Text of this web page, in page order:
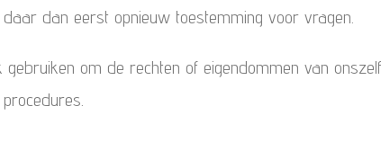
dan eerst opnieuw toestemming voor vragen.
om de rechten of eigendommen van